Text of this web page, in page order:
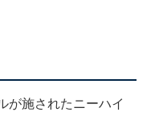
が施されたニーハイ